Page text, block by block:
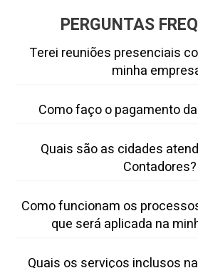
PERGUNTAS
Terei reuniões presenciais
minha
especialistas fará visitas
gestão
Como faço o pagamento
Quais são as cidades
Contadores?
(Capital), Assis,
Como funcionam os
que será aplicada na
Viabilidade do regime
Quais os serviços inclusos